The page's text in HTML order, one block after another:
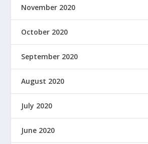
November 2020
October 2020
September 2020
August 2020
July 2020
June 2020